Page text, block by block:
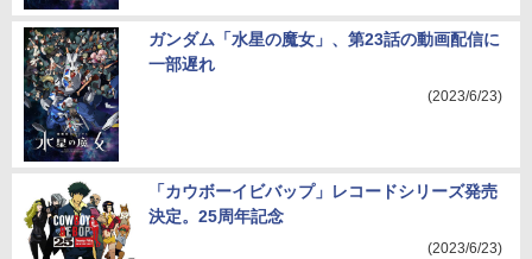
ガンダム「水星の魔女」、第23話の動画配信に
一部遅れ
(2023/6/23)
「カウボーイビバップ」レコードシリーズ発売
決定。25周年記念
(2023/6/23)